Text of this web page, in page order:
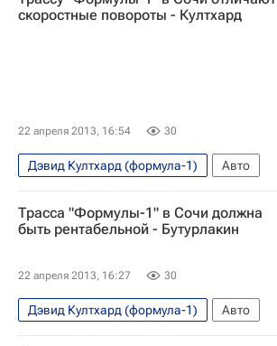
скоростные повороты - Култхард
22 апреля 2013, 16:54 30
Дэвид Култхард (формула-1)
Авто
Экономика
Мультимедийный спортивный пакет
Трасса "Формулы-1" в Сочи должна
быть рентабельной - Бутурлакин
22 апреля 2013, 16:27 30
Дэвид Култхард (формула-1)
Авто
Экономика
От первого лица